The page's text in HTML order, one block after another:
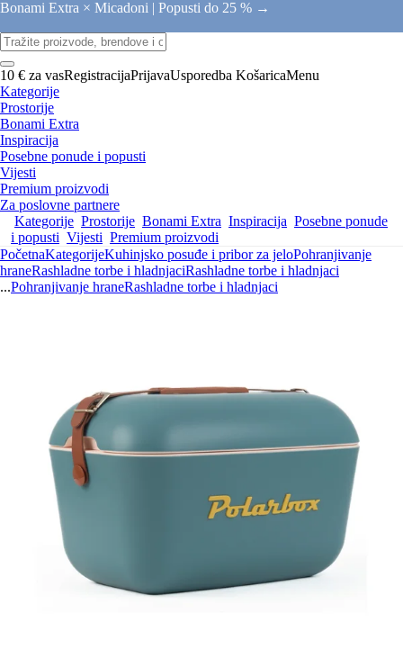
Bonami Extra × Micadoni | Popusti do 25 % →
10 € za vasRegistracijaPrijavaUsporedba KošaricaMenu
Kategorije
Prostorije
Bonami Extra
Inspiracija
Posebne ponude i popusti
Vijesti
Premium proizvodi
Za poslovne partnere
Kategorije Prostorije Bonami Extra Inspiracija Posebne ponude
i popusti Vijesti Premium proizvodi
PočetnaKategorijeKuhinjsko posuđe i pribor za jeloPohranjivanje
hraneRashladne torbe i hladnjaciRashladne torbe i hladnjaci
...Pohranjivanje hraneRashladne torbe i hladnjaci